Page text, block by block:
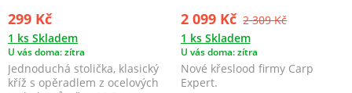
299 Kč
1 ks Skladem
U vás doma: zítra
Jednoduchá stolička, klasický
kříž s opěradlem z ocelových
2 099 Kč 2 309 Kč
1 ks Skladem
U vás doma: zítra
Nové křeslood firmy Carp
Expert.